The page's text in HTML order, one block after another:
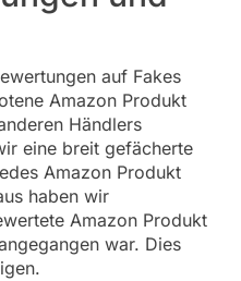
auf Fakes
Amazon Produkt
Händlers
eine breit gefächerte
Amazon Produkt
haben wir
Amazon Produkt
war. Dies